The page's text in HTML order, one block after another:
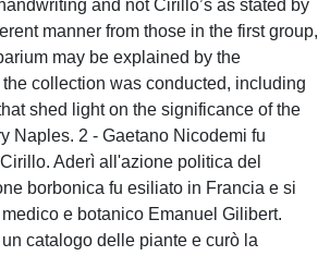
and not Cirillo’s as stated by
manner from those in the first group,
may be explained by the
collection was conducted, including
shed light on the significance of the
Naples. 2 - Gaetano Nicodemi fu
Aderì all'azione politica del
borbonica fu esiliato in Francia e si
e botanico Emanuel Gilibert.
catalogo delle piante e curò la